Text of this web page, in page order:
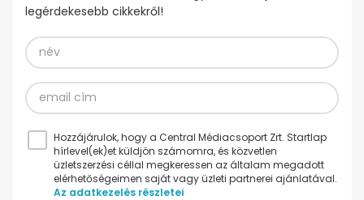
legérdekesebb cikkekről!
Hozzájárulok, hogy a Central Médiacsoport Zrt. Startlap
hírlevel(ek)et küldjön számomra, és közvetlen
üzletszerzési céllal megkeressen az általam megadott
elérhetőségeimen saját vagy üzleti partnerei ajánlatával.
Az adatkezelés részletei